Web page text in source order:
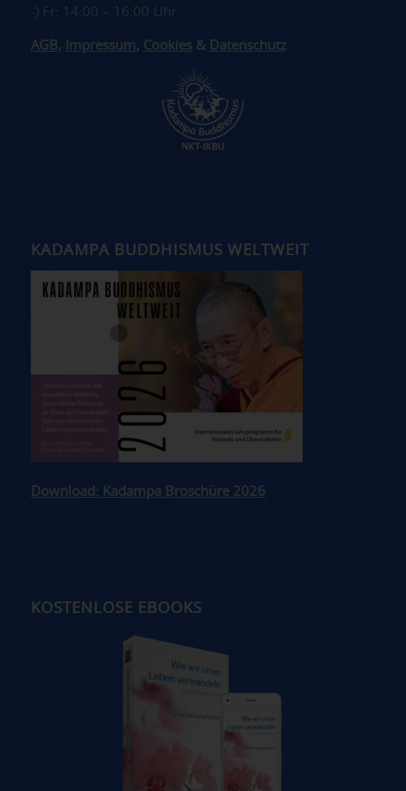
-) Fr: 14:00 – 16:00 Uhr
AGB , Impressum, Cookies& Datenschutz
KADAMPA BUDDHISMUS WELTWEIT
Download: Kadampa Broschüre 2026
KOSTENLOSE EBOOKS